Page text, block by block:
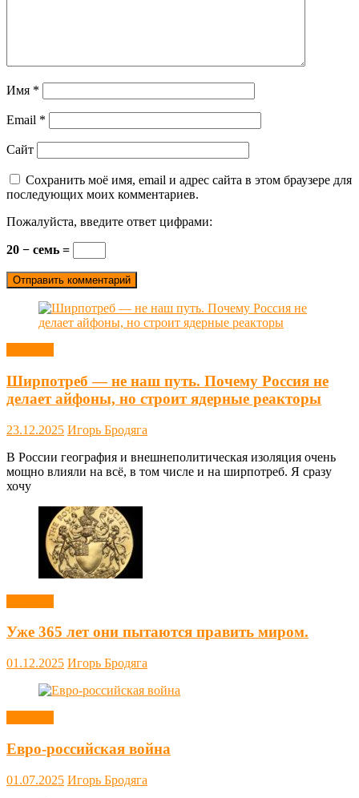
Имя *
Email *
Сайт
Сохранить моё имя, email и адрес сайта в этом браузере для
последующих моих комментариев.
Пожалуйста, введите ответ цифрами:
20 − семь =
Ширпотреб — не наш путь. Почему Россия не
делает айфоны, но строит ядерные реакторы
23.12.2025 Игорь Бродяга
В России география и внешнеполитическая изоляция очень
мощно влияли на всё, в том числе и на ширпотреб. Я сразу
хочу
Уже 365 лет они пытаются править миром.
01.12.2025 Игорь Бродяга
Евро-российская война
01.07.2025 Игорь Бродяга